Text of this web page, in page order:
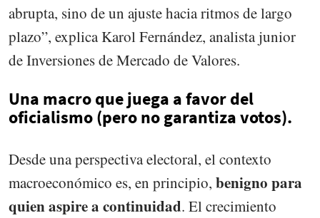
abrupta, sino de un ajuste hacia ritmos de largo
plazo”, explica Karol Fernández, analista junior
de Inversiones de Mercado de Valores.
Una macro que juega a favor del
oficialismo (pero no garantiza votos).
Desde una perspectiva electoral, el contexto
macroeconómico es, en principio, benigno para
quien aspire a continuidad. El crecimiento